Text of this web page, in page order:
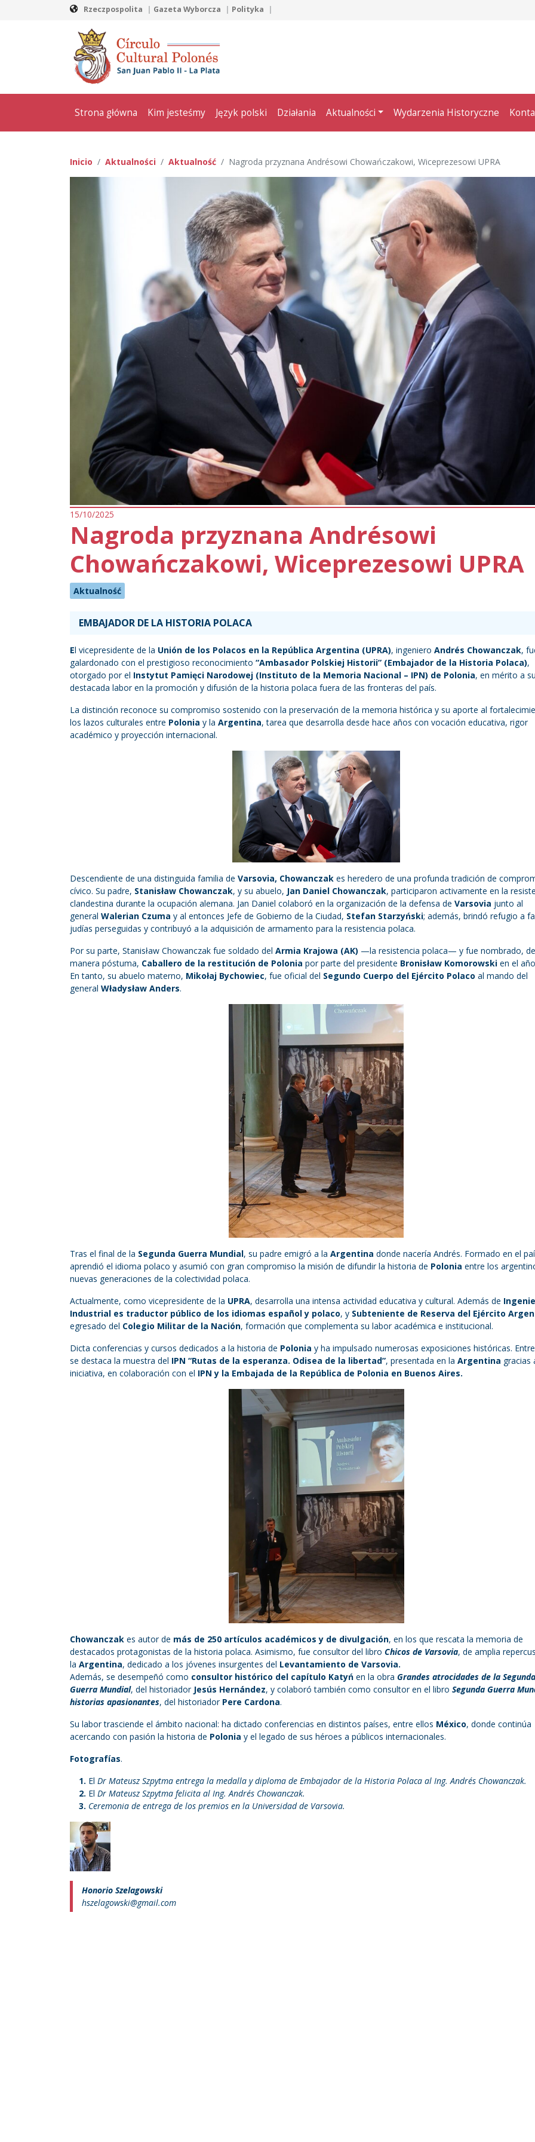
Rzeczpospolita Gazeta Wyborcza Polityka
Strona główna Kim jesteśmy Język polski Działania Aktualności Wydarzenia Historyczne
Inicio Aktualności Aktualność Nagroda przyznana Andrésowi Chowańczakowi, Wiceprezesowi UPRA
15/10/2025
Nagroda przyznana Andrésowi
Chowańczakowi, Wiceprezesowi UPRA
Aktualność
EMBAJADOR DE LA HISTORIA POLACA
El vicepresidente de la Unión de los Polacos en la República Argentina (UPRA), ingeniero Andrés Chowanczak,
galardonado con el prestigioso reconocimiento “Ambasador Polskiej Historii” (Embajador de la Historia Polaca),
otorgado por el Instytut Pamięci Narodowej (Instituto de la Memoria Nacional – IPN) de Polonia, en mérito a su
destacada labor en la promoción y difusión de la historia polaca fuera de las fronteras del país.
La distinción reconoce su compromiso sostenido con la preservación de la memoria histórica y su aporte al
los lazos culturales entre Polonia y la Argentina, tarea que desarrolla desde hace años con vocación educativa, rigor
académico y proyección internacional.
Descendiente de una distinguida familia de Varsovia, Chowanczak es heredero de una profunda tradición de
cívico. Su padre, Stanisław Chowanczak, y su abuelo, Jan Daniel Chowanczak, participaron activamente en la
clandestina durante la ocupación alemana. Jan Daniel colaboró en la organización de la defensa de Varsovia junto al
general Walerian Czuma y al entonces Jefe de Gobierno de la Ciudad, Stefan Starzyński; además, brindó refugio a
judías perseguidas y contribuyó a la adquisición de armamento para la resistencia polaca.
Por su parte, Stanisław Chowanczak fue soldado del Armia Krajowa (AK) —la resistencia polaca— y fue nombrado, de
manera póstuma, Caballero de la restitución de Polonia por parte del presidente Bronisław Komorowski en el
En tanto, su abuelo materno, Mikołaj Bychowiec, fue oficial del Segundo Cuerpo del Ejército Polaco al mando del
general Władysław Anders.
Tras el final de la Segunda Guerra Mundial, su padre emigró a la Argentina donde nacería Andrés. Formado en el
aprendió el idioma polaco y asumió con gran compromiso la misión de difundir la historia de Polonia entre los
nuevas generaciones de la colectividad polaca.
Actualmente, como vicepresidente de la UPRA, desarrolla una intensa actividad educativa y cultural. Además de
Industrial es traductor público de los idiomas español y polaco, y Subteniente de Reserva del Ejército
egresado del Colegio Militar de la Nación, formación que complementa su labor académica e institucional.
Dicta conferencias y cursos dedicados a la historia de Polonia y ha impulsado numerosas exposiciones históricas.
se destaca la muestra del IPN “Rutas de la esperanza. Odisea de la libertad”, presentada en la Argentina gracias
iniciativa, en colaboración con el IPN y la Embajada de la República de Polonia en Buenos Aires.
Chowanczak es autor de más de 250 artículos académicos y de divulgación, en los que rescata la memoria de
destacados protagonistas de la historia polaca. Asimismo, fue consultor del libro Chicos de Varsovia, de amplia
la Argentina, dedicado a los jóvenes insurgentes del Levantamiento de Varsovia.
Además, se desempeñó como consultor histórico del capítulo Katyń en la obra Grandes atrocidades de la Segunda
Guerra Mundial, del historiador Jesús Hernández, y colaboró también como consultor en el libro Segunda Guerra
historias apasionantes, del historiador Pere Cardona.
Su labor trasciende el ámbito nacional: ha dictado conferencias en distintos países, entre ellos México, donde continúa
acercando con pasión la historia de Polonia y el legado de sus héroes a públicos internacionales.
Fotografías.
El Dr Mateusz Szpytma entrega la medalla y diploma de Embajador de la Historia Polaca al Ing. Andrés Chowanczak.
El Dr Mateusz Szpytma felicita al Ing. Andrés Chowanczak.
Ceremonia de entrega de los premios en la Universidad de Varsovia.
Honorio Szelagowski
hszelagowski@gmail.com